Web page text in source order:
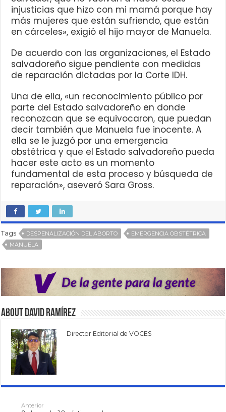
injusticias que hizo con mi mamá porque hay
más mujeres que están sufriendo, que están
en cárceles», exigió el hijo mayor de Manuela.
De acuerdo con las organizaciones, el Estado
salvadoreño sigue pendiente con medidas
de reparación dictadas por la Corte IDH.
Una de ella, «un reconocimiento público por
parte del Estado salvadoreño en donde
reconozcan que se equivocaron, que puedan
decir también que Manuela fue inocente. A
ella se le juzgó por una emergencia
obstétrica y que el Estado salvadoreño pueda
hacer este acto es un momento
fundamental de esta proceso y búsqueda de
reparación», aseveró Sara Gross.
Tags DESPENALIZACIÓN DEL ABORTO
EMERGENCIA OBSTÉTRICA
MANUELA
About David Ramírez
Director Editorial de VOCES
Anterior